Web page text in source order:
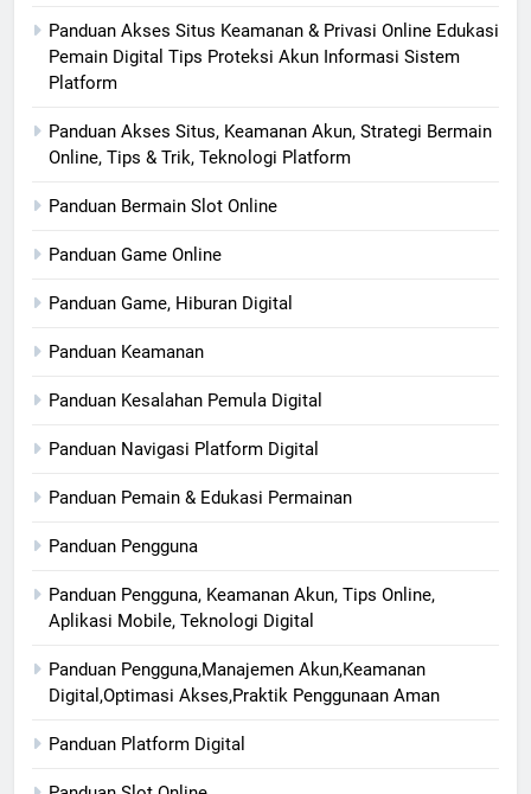
Panduan Akses Situs Keamanan & Privasi Online Edukasi
Pemain Digital Tips Proteksi Akun Informasi Sistem
Platform
Panduan Akses Situs, Keamanan Akun, Strategi Bermain
Online, Tips & Trik, Teknologi Platform
Panduan Bermain Slot Online
Panduan Game Online
Panduan Game, Hiburan Digital
Panduan Keamanan
Panduan Kesalahan Pemula Digital
Panduan Navigasi Platform Digital
Panduan Pemain & Edukasi Permainan
Panduan Pengguna
Panduan Pengguna, Keamanan Akun, Tips Online,
Aplikasi Mobile, Teknologi Digital
Panduan Pengguna,Manajemen Akun,Keamanan
Digital,Optimasi Akses,Praktik Penggunaan Aman
Panduan Platform Digital